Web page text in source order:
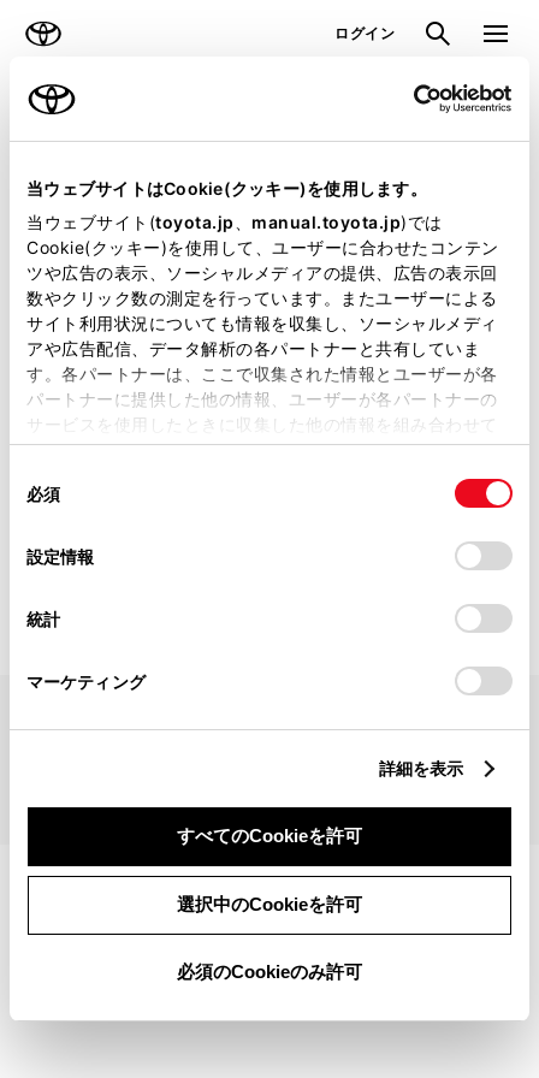
当ウェブサイトはCookie(クッキー)を使用します。
当ウェブサイト(toyota.jp manual.toyota.jp)では
Cookie(クッキー)を使用して、ユーザーに合わせたコンテン
ツや広告の表示、ソーシャルメディアの提供、広告の表示回
数やクリック数の測定を行っています。またユーザーによる
サイト利用状況についても情報を収集し、ソーシャルメディ
アや広告配信、データ解析の各パートナーと共有していま
す。各パートナーは、ここで収集された情報とユーザーが各
パートナーに提供した他の情報、ユーザーが各パートナーの
サービスを使用したときに収集した他の情報を組み合わせて
使用することがあります。当ウェブサイトの使用を続行する
デバイスにすべてのCookie(クッキー)が保存されることに同
意したことになります。Cookie(クッキー)のオプトアウト、
設定の変更、同意を撤回したりするにあたっては、当社の
「Cookie（クッキー）情報の取り扱いについて
」をご覧くだ
必須
設定情報
統計
マーケティング
詳細を表示
すべてのCookieを許可
選択中のCookieを許可
必須のCookieのみ許可
ログイン 検索 メニュ
ラインアップ トピックス
見積りシミュレーション
見積りシミュレーションのデータが
正常に取得できませんでした。
詳しくは販売店までお問合せくださ
い。
（2-7-4）
見積りシミュレーショントップへ
TOYOTAアカウント利用規約反社会的勢力に対する基本方針企業情報
©1995-2026 TOYOTA MOTOR CORPORATION. ALL RIGHTS RESERVED.